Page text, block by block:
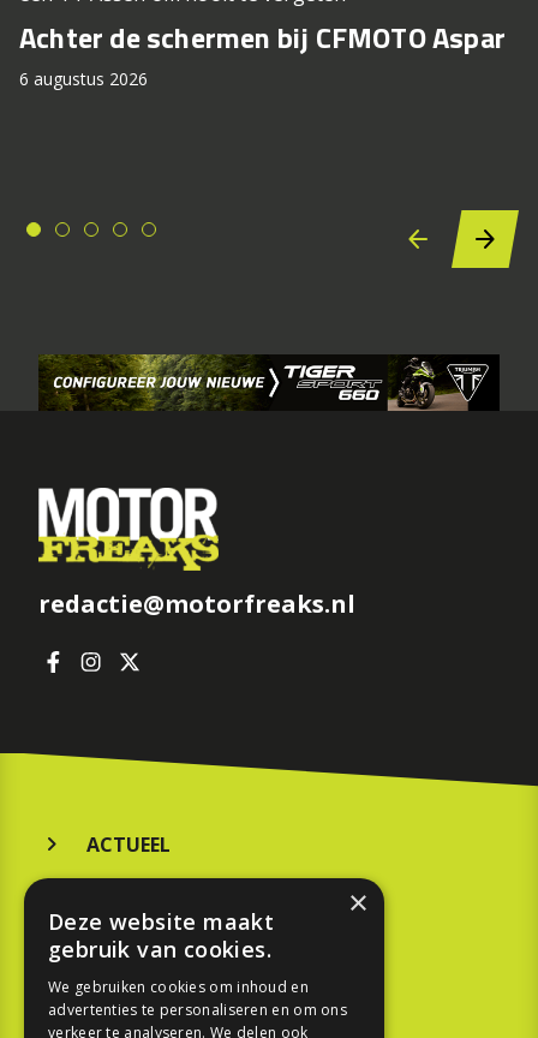
Achter de schermen bij CFMOTO Aspar
6 augustus 2026
redactie@motorfreaks.nl
ACTUEEL
KOOPGIDS
TESTEN
×
Deze website maakt
gebruik van cookies.
We gebruiken cookies om inhoud en
advertenties te personaliseren en om ons
verkeer te analyseren. We delen ook